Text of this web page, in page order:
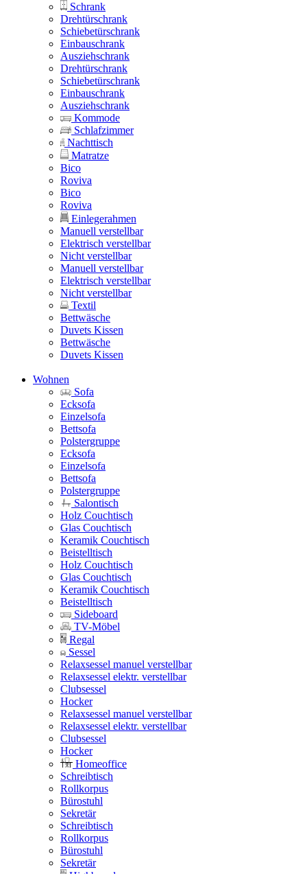
Schrank
Drehtürschrank
Schiebetürschrank
Einbauschrank
Ausziehschrank
Drehtürschrank
Schiebetürschrank
Einbauschrank
Ausziehschrank
Kommode
Schlafzimmer
Nachttisch
Matratze
Bico
Roviva
Bico
Roviva
Einlegerahmen
Manuell verstellbar
Elektrisch verstellbar
Nicht verstellbar
Manuell verstellbar
Elektrisch verstellbar
Nicht verstellbar
Textil
Bettwäsche
Duvets Kissen
Bettwäsche
Duvets Kissen
Wohnen
Sofa
Ecksofa
Einzelsofa
Bettsofa
Polstergruppe
Ecksofa
Einzelsofa
Bettsofa
Polstergruppe
Salontisch
Holz Couchtisch
Glas Couchtisch
Keramik Couchtisch
Beistelltisch
Holz Couchtisch
Glas Couchtisch
Keramik Couchtisch
Beistelltisch
Sideboard
TV-Möbel
Regal
Sessel
Relaxsessel manuel verstellbar
Relaxsessel elektr. verstellbar
Clubsessel
Hocker
Relaxsessel manuel verstellbar
Relaxsessel elektr. verstellbar
Clubsessel
Hocker
Homeoffice
Schreibtisch
Rollkorpus
Bürostuhl
Sekretär
Schreibtisch
Rollkorpus
Bürostuhl
Sekretär